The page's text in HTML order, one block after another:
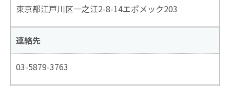
東京都江戸川区一之江2-8-14エポメック203
連絡先
03-5879-3763